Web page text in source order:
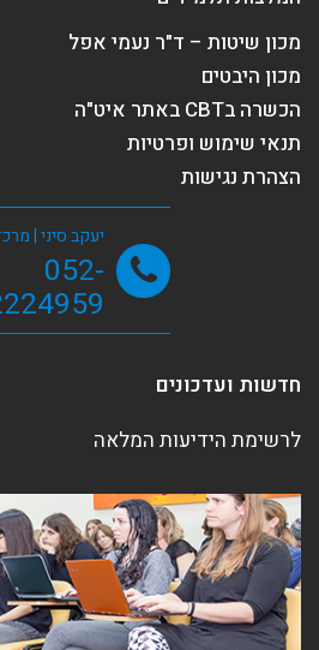
מכון שיטות – ד"ר נעמי אפל
מכון היבטים
הכשרה בCBT באתר איט"ה
תנאי שימוש ופרטיות
הצהרת נגישות
יעקב סיני |
052-
חדשות ועדכונים
לרשימת הידיעות המלאה